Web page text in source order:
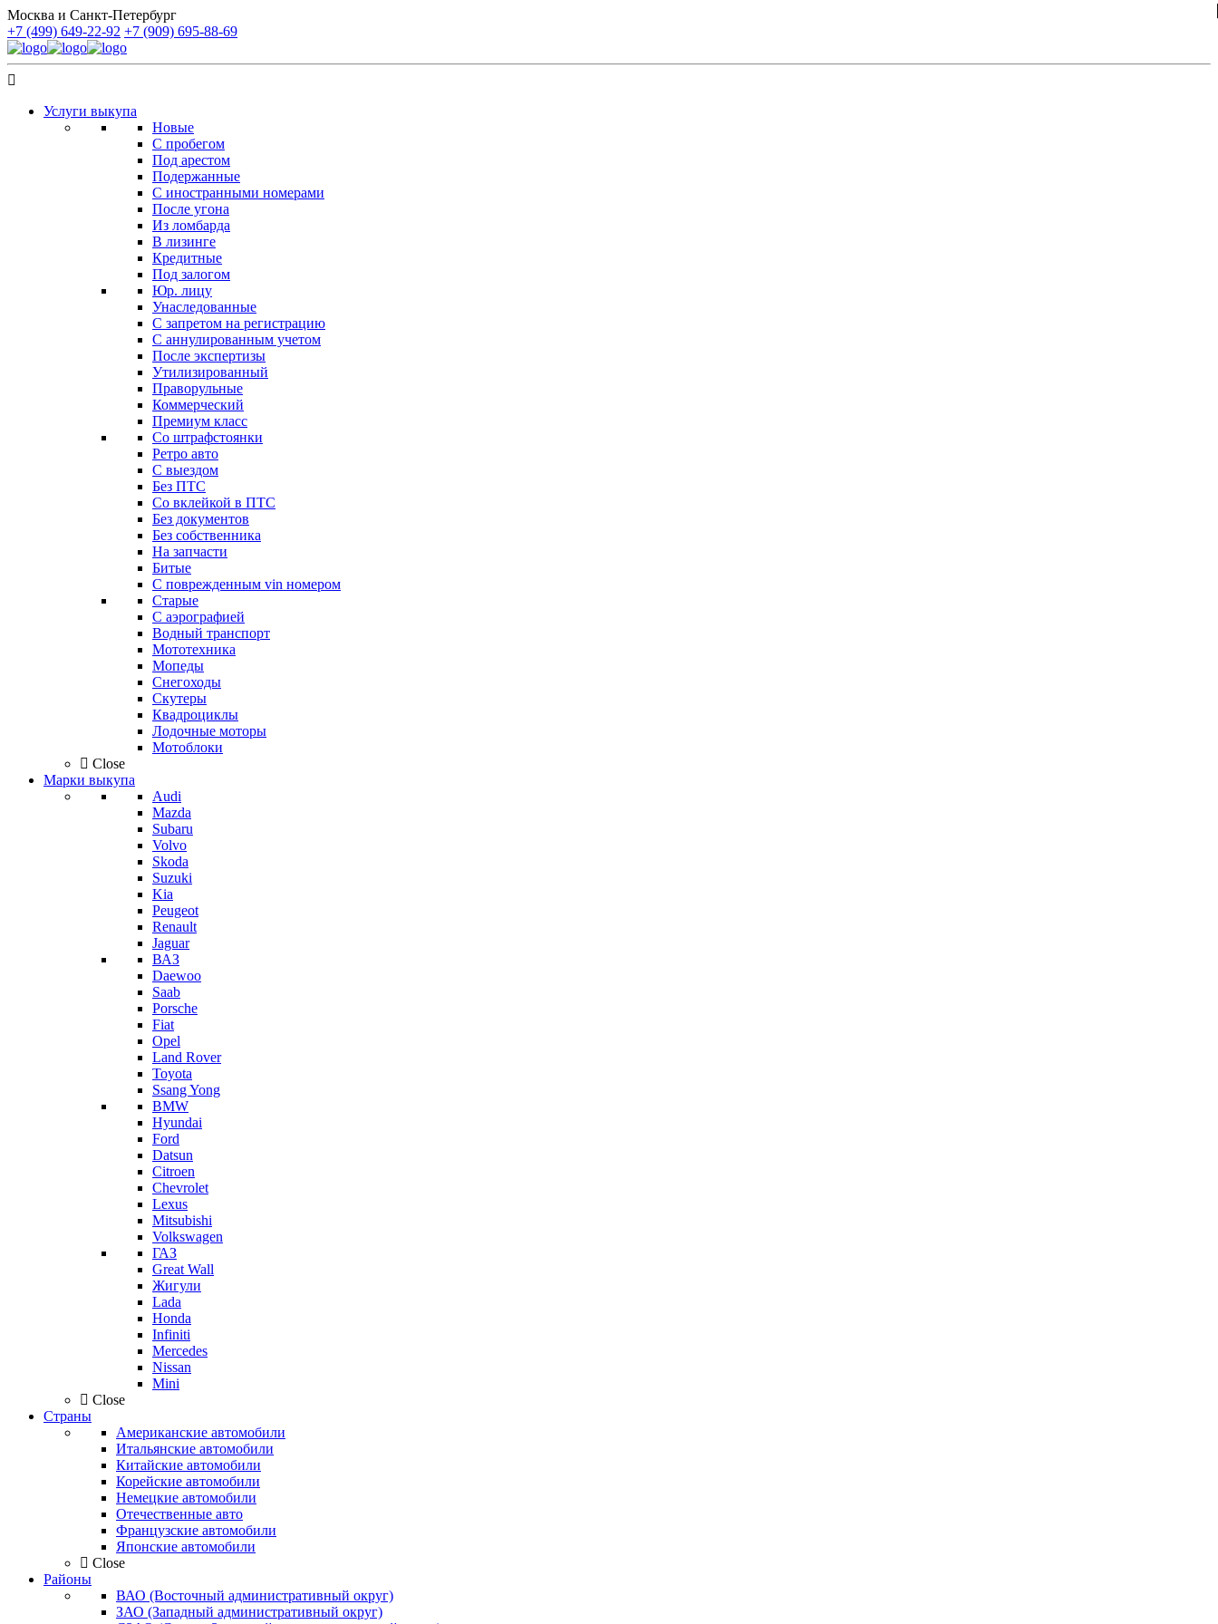
Москва и Санкт-Петербург
+7 (499) 649-22-92 +7 (909) 695-88-69
Услуги выкупа
Новые
С пробегом
Под арестом
Подержанные
С иностранными номерами
После угона
Из ломбарда
В лизинге
Кредитные
Под залогом
Юр. лицу
Унаследованные
С запретом на регистрацию
С аннулированным учетом
После экспертизы
Утилизированный
Праворульные
Коммерческий
Премиум класс
Со штрафстоянки
Ретро авто
С выездом
Без ПТС
Со вклейкой в ПТС
Без документов
Без собственника
На запчасти
Битые
С поврежденным vin номером
Старые
С аэрографией
Водный транспорт
Мототехника
Мопеды
Снегоходы
Скутеры
Квадроциклы
Лодочные моторы
Мотоблоки
Close
Марки выкупа
Audi
Mazda
Subaru
Volvo
Skoda
Suzuki
Kia
Peugeot
Renault
Jaguar
ВАЗ
Daewoo
Saab
Porsche
Fiat
Opel
Land Rover
Toyota
Ssang Yong
BMW
Hyundai
Ford
Datsun
Citroen
Chevrolet
Lexus
Mitsubishi
Volkswagen
ГАЗ
Great Wall
Жигули
Lada
Honda
Infiniti
Mercedes
Nissan
Mini
Close
Страны
Американские автомобили
Итальянские автомобили
Китайские автомобили
Корейские автомобили
Немецкие автомобили
Отечественные авто
Французские автомобили
Японские автомобили
Close
Районы
ВАО (Восточный административный округ)
ЗАО (Западный административный округ)